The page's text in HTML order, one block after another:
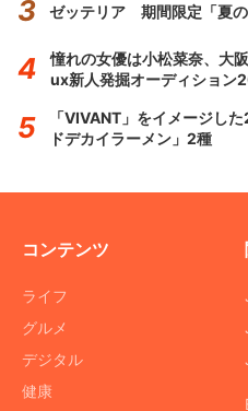
ゼッテリア 期間限定「夏の
憧れの女優は小松菜奈、
ux新人発掘オーディション
「VIVANT」をイメージし
ドデカイラーメン」2種
コンテンツ
ライフ
グルメ
デジタル
健康